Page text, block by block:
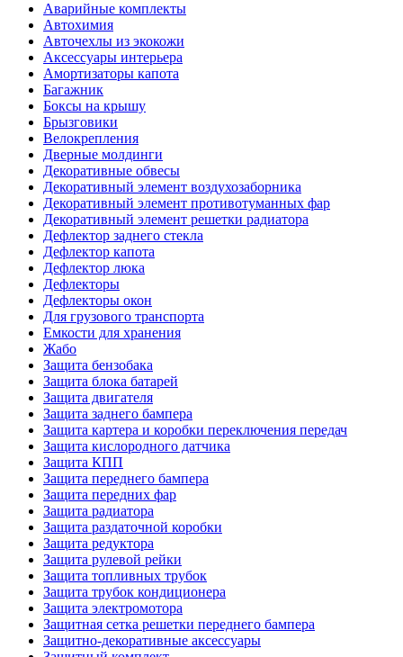
Аварийные комплекты
Автохимия
Авточехлы из экокожи
Аксессуары интерьера
Амортизаторы капота
Багажник
Боксы на крышу
Брызговики
Велокрепления
Дверные молдинги
Декоративные обвесы
Декоративный элемент воздухозаборника
Декоративный элемент противотуманных фар
Декоративный элемент решетки радиатора
Дефлектор заднего стекла
Дефлектор капота
Дефлектор люка
Дефлекторы
Дефлекторы окон
Для грузового транспорта
Емкости для хранения
Жабо
Защита бензобака
Защита блока батарей
Защита двигателя
Защита заднего бампера
Защита картера и коробки переключения передач
Защита кислородного датчика
Защита КПП
Защита переднего бампера
Защита передних фар
Защита радиатора
Защита раздаточной коробки
Защита редуктора
Защита рулевой рейки
Защита топливных трубок
Защита трубок кондиционера
Защита электромотора
Защитная сетка решетки переднего бампера
Защитно-декоративные аксессуары